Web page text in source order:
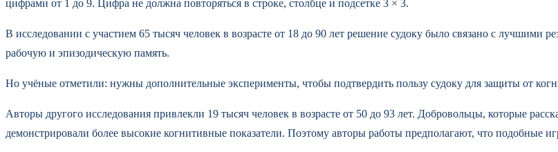
цифрами от 1 до 9. Цифра не должна повторяться в строке, столбце и подсетке 3 × 3.
В исследовании с участием 65 тысяч человек в возрасте от 18 до 90 лет решение судоку было связано с лучшими
рабочую и эпизодическую память.
Но учёные отметили: нужны дополнительные эксперименты, чтобы подтвердить пользу судоку для защиты от
Авторы другого исследования привлекли 19 тысяч человек в возрасте от 50 до 93 лет. Добровольцы, которые
демонстрировали более высокие когнитивные показатели. Поэтому авторы работы предполагают, что подобные